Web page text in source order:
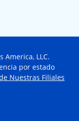
America, LLC.
por estado
Nuestras Filiales